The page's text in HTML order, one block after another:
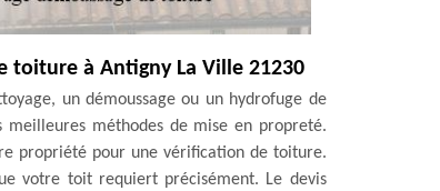
toiture à Antigny La Ville 21230
un démoussage ou un hydrofuge de
méthodes de mise en propreté.
propriété pour une vérification de toiture.
votre toit requiert précisément. Le devis